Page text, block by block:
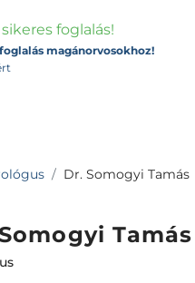
sikeres foglalás!
magánorvosokhoz!
Dr. Somogyi Tamás
Tamás